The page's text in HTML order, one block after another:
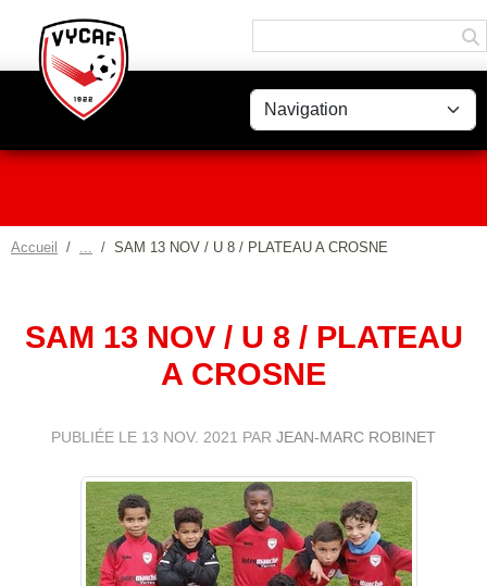
Accueil SAM 13 NOV / U 8 / PLATEAU A CROSNE
SAM 13 NOV / U 8 / PLATEAU
A CROSNE
PUBLIÉE LE 13 NOV. 2021 PAR JEAN-MARC ROBINET